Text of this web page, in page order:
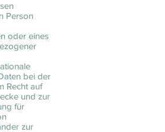
Person
oder eines
bei der
Recht auf
und zur
für
zur